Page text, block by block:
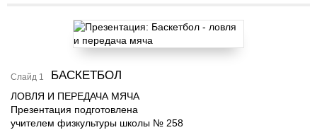
Слайд 1 БАСКЕТБОЛ
ЛОВЛЯ И ПЕРЕДАЧА МЯЧА
Презентация подготовлена
учителем физкультуры школы № 258